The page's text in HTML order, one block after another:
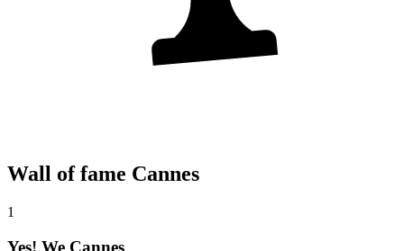
Wall of fame Cannes
1
Yes! We Cannes